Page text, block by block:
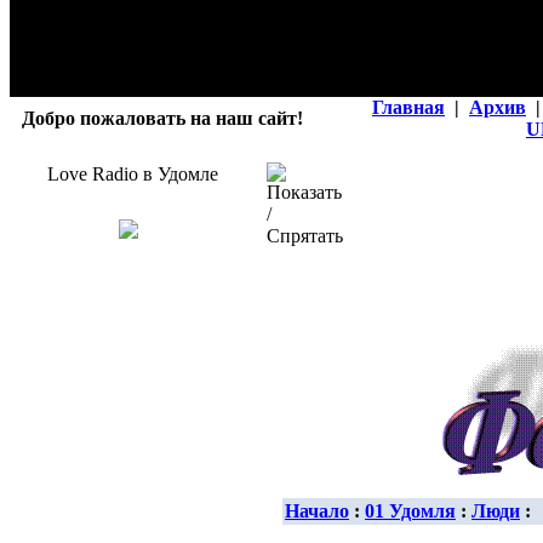
Добро пожаловать на наш сайт!
Главная | Архив |
Love Radio в Удомле
Начало : 01 Удомля : Люди :